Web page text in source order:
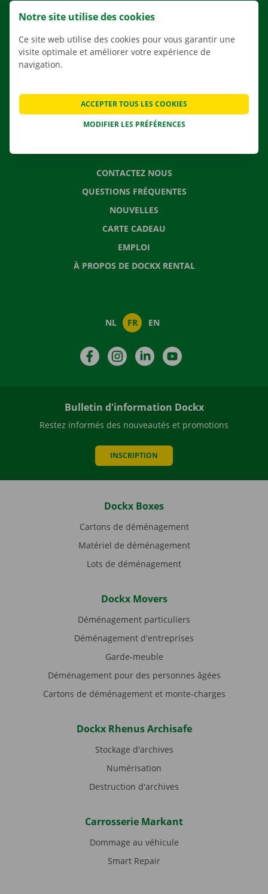
LOCATION
NOS VÉHICULES
APPLI
SOLUTIONS DE DÉMÉNAGEMENT
CONTACTEZ NOUS
QUESTIONS FRÉQUENTES
NOUVELLES
CARTE CADEAU
EMPLOI
À PROPOS DE DOCKX RENTAL
NL FR EN
FacebookInstagramLinkedIn
Bulletin d'information Dockx
Restez informés des nouveautés et promotions
INSCRIPTION
Dockx Boxes
Cartons de déménagement
Matériel de déménagement
Lots de déménagement
Dockx Movers
Déménagement particuliers
Déménagement d'entreprises
Garde-meuble
Déménagement pour des personnes âgées
Cartons de déménagement et monte-charges
Dockx Rhenus Archisafe
Stockage d'archives
Numérisation
Destruction d'archives
Carrosserie Markant
Dommage au véhicule
Smart Repair
Notre site utilise des cookies
Ce site web utilise des cookies pour vous garantir une
visite optimale et améliorer votre expérience de
navigation.
MODIFIER LES PRÉFÉRENCES
ACCEPTER TOUS LES COOKIES